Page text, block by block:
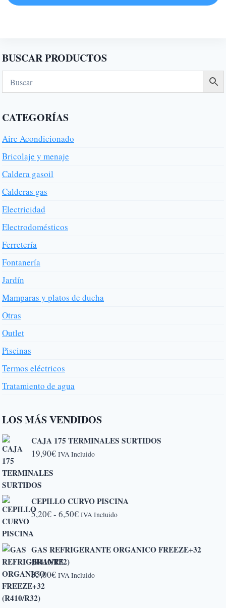
BUSCAR PRODUCTOS
CATEGORÍAS
Aire Acondicionado
Bricolaje y menaje
Caldera gasoil
Calderas gas
Electricidad
Electrodomésticos
Ferretería
Fontanería
Jardín
Mamparas y platos de ducha
Otras
Outlet
Piscinas
Termos eléctricos
Tratamiento de agua
LOS MÁS VENDIDOS
CAJA 175 TERMINALES SURTIDOS
19,90€ IVA Incluido
CEPILLO CURVO PISCINA
5,20€- 6,50€Rango
desde
hasta
IVA Incluido
GAS REFRIGERANTE ORGANICO FREEZE+32
(R410/R32)
35,00€ IVA Incluido